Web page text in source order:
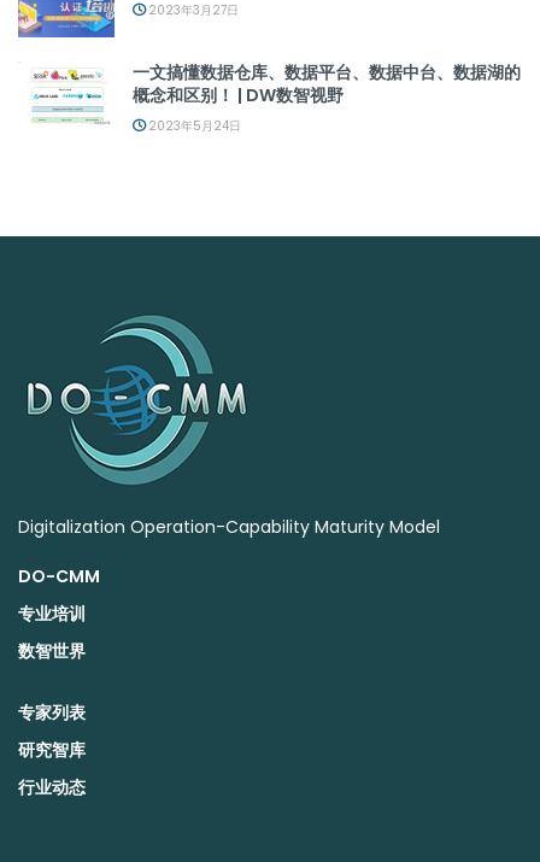
2023年3月27日
一文搞懂数据仓库、数据平台、数据中台、数据湖的
概念和区别！ | DW数智视野
2023年5月24日
Digitalization Operation-Capability Maturity Model
DO-CMM
专业培训
数智世界
专家列表
研究智库
行业动态